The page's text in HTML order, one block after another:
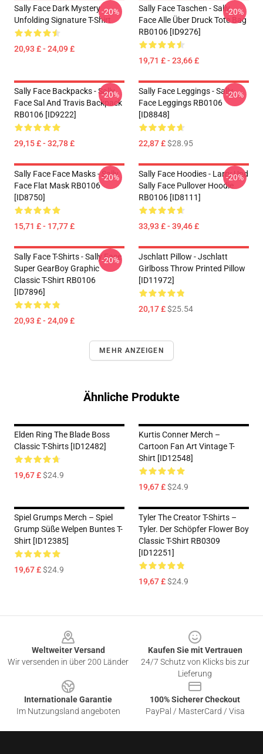
Sally Face Dark Mystery
Unfolding Signature T-Shirt
20,93 £ - 24,09 £
-20%
Sally Face Taschen - Sally
Face Alle Über Druck Tote Bag
RB0106 [ID9276]
19,71 £ - 23,66 £
-20%
Sally Face Backpacks - Sally
Face Sal And Travis Backpack
RB0106 [ID9222]
29,15 £ - 32,78 £
-20%
Sally Face Leggings - Sally
Face Leggings RB0106
[ID8848]
22,87 £$28.95
-20%
Sally Face Face Masks - Sally
Face Flat Mask RB0106
[ID8750]
15,71 £ - 17,77 £
-20%
Sally Face Hoodies - Larry Und
Sally Face Pullover Hoodie
RB0106 [ID8111]
33,93 £ - 39,46 £
-20%
Sally Face T-Shirts - Sally Face
Super GearBoy Graphic
Classic T-Shirt RB0106
[ID7896]
20,93 £ - 24,09 £
-20%
Jschlatt Pillow - Jschlatt
Girlboss Throw Printed Pillow
[ID11972]
20,17 £$25.54
MEHR ANZEIGEN
Ähnliche Produkte
Elden Ring The Blade Boss
Classic T-Shirts [ID12482]
19,67 £$24.9
Kurtis Conner Merch –
Cartoon Fan Art Vintage T-
Shirt [ID12548]
19,67 £$24.9
Spiel Grumps Merch – Spiel
Grump Süße Welpen Buntes T-
Shirt [ID12385]
19,67 £$24.9
Tyler The Creator T-Shirts –
Tyler. Der Schöpfer Flower Boy
Classic T-Shirt RB0309
[ID12251]
19,67 £$24.9
Weltweiter Versand
Wir versenden in über 200 Länder
Kaufen Sie mit Vertrauen
24/7 Schutz von Klicks bis zur
Lieferung
Internationale Garantie
Im Nutzungsland angeboten
100% Sicherer Checkout
PayPal / MasterCard / Visa